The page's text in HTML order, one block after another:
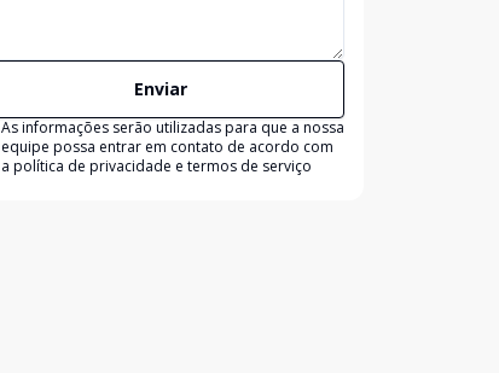
Enviar
As informações serão utilizadas para que a nossa
equipe possa entrar em contato de acordo com
a política de privacidade e termos de serviço